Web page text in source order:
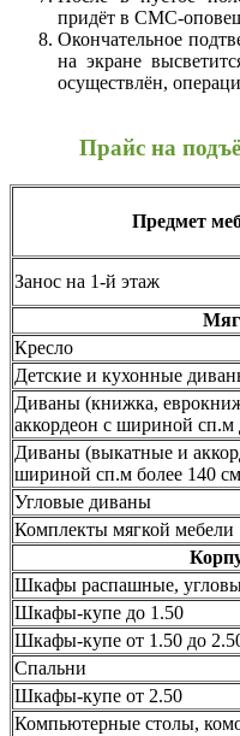
придёт в СМС-
Окончательное
на экране
осуществлён,
Прайс на
Предмет
Занос на 1-й этаж
Кресло
Детские и кухонные
Диваны (книжка,
аккордеон с шириной сп.м
Диваны (выкатные и
шириной сп.м более 140
Угловые диваны
Комплекты мягкой мебели
Шкафы распашные,
Шкафы-купе до 1.50
Шкафы-купе от 1.50 до
Спальни
Шкафы-купе от 2.50
Компьютерные столы,